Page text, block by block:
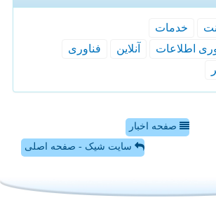
خدمات
اطلاعات
آنلاین
فناوری
صفحه اخبار
سایت شیک - صفحه اصلی